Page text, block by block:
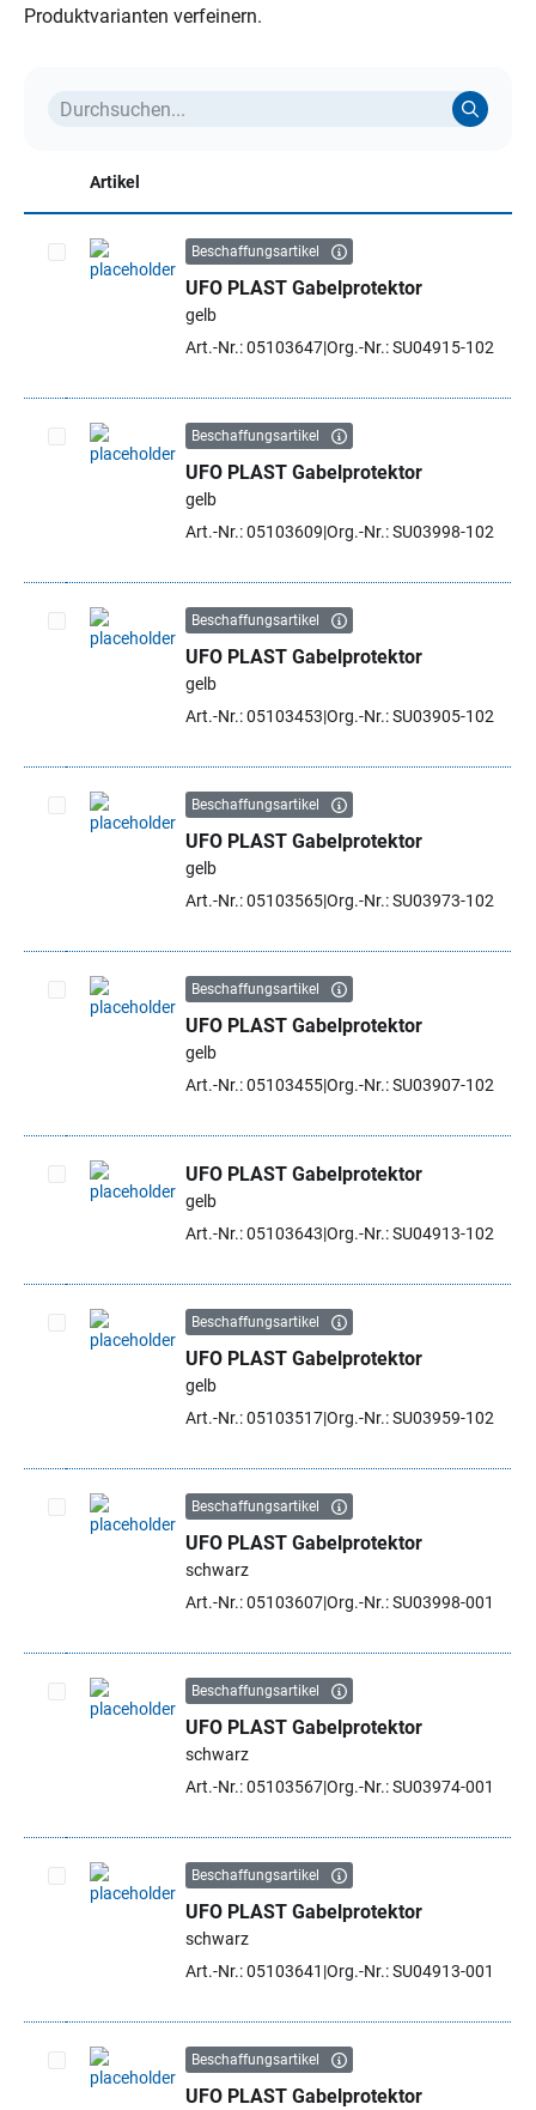
Produktvarianten verfeinern.
Artikel
Artikel auswählen
Beschaffungsartikel
UFO PLAST Gabelprotektor
gelb
Art.-Nr.: 05103647Org.-Nr.: SU04915-102
Artikel auswählen
Beschaffungsartikel
UFO PLAST Gabelprotektor
gelb
Art.-Nr.: 05103609 Org.-Nr.: SU03998-102
Artikel auswählen
Beschaffungsartikel
UFO PLAST Gabelprotektor
gelb
Art.-Nr.: 05103453 Org.-Nr.: SU03905-102
Artikel auswählen
Beschaffungsartikel
UFO PLAST Gabelprotektor
gelb
Art.-Nr.: 05103565Org.-Nr.: SU03973-102
Artikel auswählen
Beschaffungsartikel
UFO PLAST Gabelprotektor
gelb
Art.-Nr.: 05103455Org.-Nr.: SU03907-102
Artikel auswählen
UFO PLAST Gabelprotektor
gelb
Art.-Nr.: 05103643 Org.-Nr.: SU04913-102
Artikel auswählen
Beschaffungsartikel
UFO PLAST Gabelprotektor
gelb
Art.-Nr.: 05103517Org.-Nr.: SU03959-102
Artikel auswählen
Beschaffungsartikel
UFO PLAST Gabelprotektor
schwarz
Art.-Nr.: 05103607Org.-Nr.: SU03998-001
Artikel auswählen
Beschaffungsartikel
UFO PLAST Gabelprotektor
schwarz
Art.-Nr.: 05103567Org.-Nr.: SU03974-001
Artikel auswählen
Beschaffungsartikel
UFO PLAST Gabelprotektor
schwarz
Art.-Nr.: 05103641 Org.-Nr.: SU04913-001
Beschaffungsartikel
UFO PLAST Gabelprotektor